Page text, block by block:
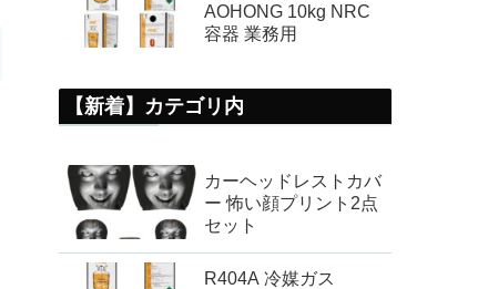
AOHONG 10kg NRC
容器 業務用
【新着】カテゴリ内
カーヘッドレストカバ
ー 怖い顔プリント2点
セット
R404A 冷媒ガス